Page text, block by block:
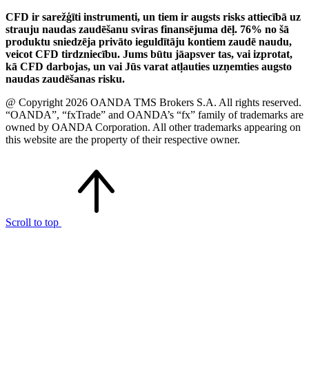
CFD ir sarežģīti instrumenti, un tiem ir augsts risks attiecībā uz
strauju naudas zaudēšanu sviras finansējuma dēļ. 76% no šā
produktu sniedzēja privāto ieguldītāju kontiem zaudē naudu,
veicot CFD tirdzniecību. Jums būtu jāapsver tas, vai izprotat,
kā CFD darbojas, un vai Jūs varat atļauties uzņemties augsto
naudas zaudēšanas risku.
@ Copyright 2026 OANDA TMS Brokers S.A. All rights reserved.
“OANDA”, “fxTrade” and OANDA’s “fx” family of trademarks are
owned by OANDA Corporation. All other trademarks appearing on
this website are the property of their respective owner.
Scroll to top